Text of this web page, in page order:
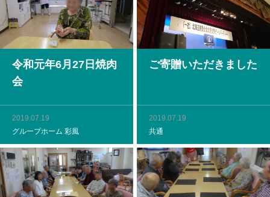
令和元年6月27日焼肉
会
2019.07.19
グループホーム 彩風
ご寄贈いただきました
2019.07.19
共通